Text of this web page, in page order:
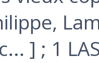
] ; 1